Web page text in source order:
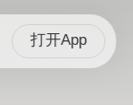
打开App